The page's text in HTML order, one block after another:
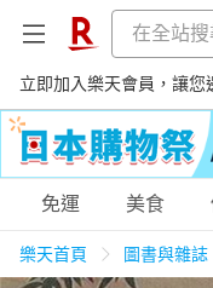
立即加入樂天會員，讓您
購物網分類
免運 美食
樂天首頁 圖書與雜誌